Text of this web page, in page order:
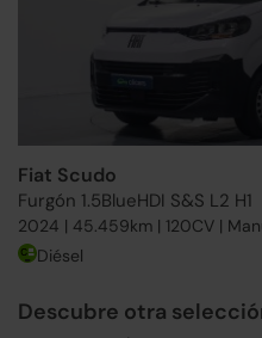
Fiat Scudo
Furgón 1.5BlueHDI S&S L2 H1
2024 | 45.459km | 120CV |
Diésel
Descubre otra